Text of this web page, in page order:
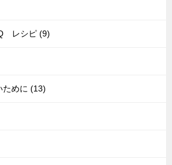
レシピ (9)
ために (13)